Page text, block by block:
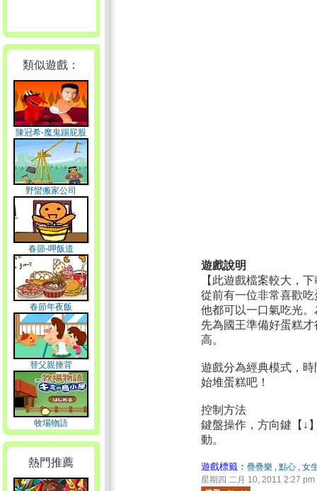
類似遊戲：
陳冠希-魔鬼踢屁股
野蠻搬家公司
春節-呷飯道
春節年夜飯
替父親捶背
牧場物語
熱門推薦
遊戲說明
【此遊戲檔案較大，
從前有一位非常喜歡
他都可以一口氣吃光
先為國王準備好蛋糕
高。
遊戲分為經典模式，
始堆蛋糕吧！
控制方法
鍵盤操作，方向鍵【↓
動。
遊戲標籤： 疊疊樂 , 點心 , 女
星期四 二月 10, 2011 2:27 pm